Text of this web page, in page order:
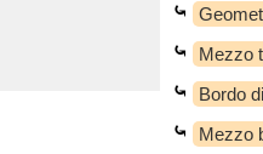
⤿
⤿ Mezzo
⤿ Bordo
⤿ Mezzo